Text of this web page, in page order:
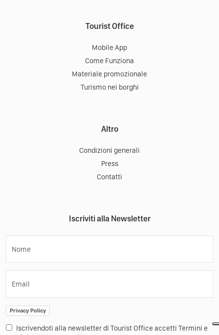
Tourist Office
Mobile App
Come Funziona
Materiale promozionale
Turismo nei borghi
Altro
Condizioni generali
Press
Contatti
Iscriviti alla Newsletter
Nome
Email
Privacy Policy
Iscrivendoti alla newsletter di Tourist Office accetti Termini e